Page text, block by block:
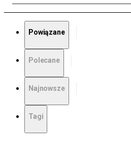
Powiązane
Polecane
Najnowsze
Tagi